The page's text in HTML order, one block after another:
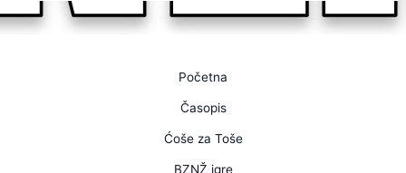
Početna
Časopis
Ćoše za Toše
BZNŽ igre